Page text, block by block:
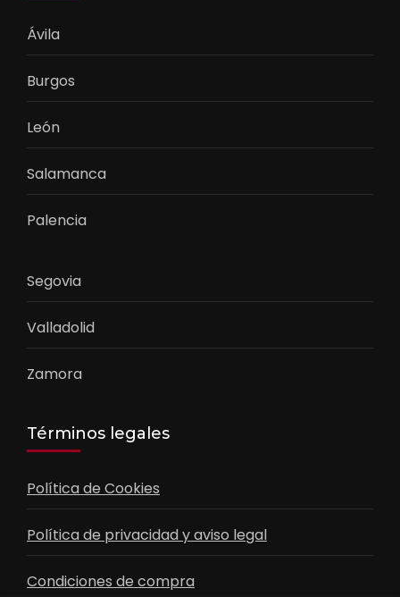
Ávila
Burgos
León
Salamanca
Palencia
Segovia
Valladolid
Zamora
Términos legales
Política de Cookies
Política de privacidad y aviso legal
Condiciones de compra